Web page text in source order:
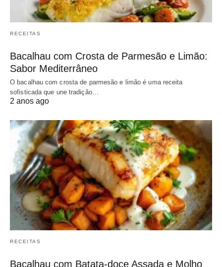
RECEITAS
Bacalhau com Crosta de Parmesão e Limão:
Sabor Mediterrâneo
O bacalhau com crosta de parmesão e limão é uma receita
sofisticada que une tradição…
2 anos ago
RECEITAS
Bacalhau com Batata-doce Assada e Molho